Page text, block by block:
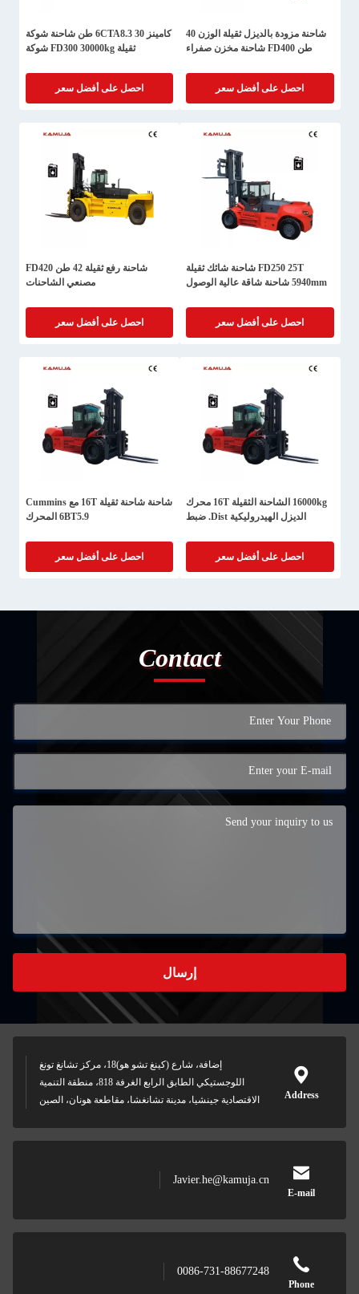
شاحنة مزودة بالديزل ثقيلة الوزن 40
طن FD400 شاحنة مخزن صفراء
احصل على أفضل سعر
كامينز 6CTA8.3 30 طن شاحنة شوكة
ثقيلة FD300 30000kg شوكة
احصل على أفضل سعر
FD250 25T شاحنة شائك ثقيلة
5940mm شاحنة شاقة عالية الوصول
احصل على أفضل سعر
شاحنة رفع ثقيلة 42 طن FD420
مصنعي الشاحنات
احصل على أفضل سعر
16000kg الشاحنة الثقيلة 16T محرك
الديزل الهيدروليكية Dist. ضبط
احصل على أفضل سعر
شاحنة شاحنة ثقيلة 16T مع Cummins
6BT5.9 المحرك
احصل على أفضل سعر
Contact
إرسال
Address
إضافة، شارع (كينغ تشو هو)18، مركز تشانغ تونغ
اللوجستيكي الطابق الرابع الغرفة 818، منطقة التنمية
الاقتصادية جينشيا، مدينة تشانغشا، مقاطعة هونان، الصين
E-mail
Javier.he@kamuja.cn
Phone
0086-731-88677248